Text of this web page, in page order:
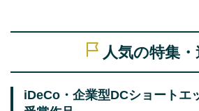
人気の特集
iDeCo・企業型DCショートエ